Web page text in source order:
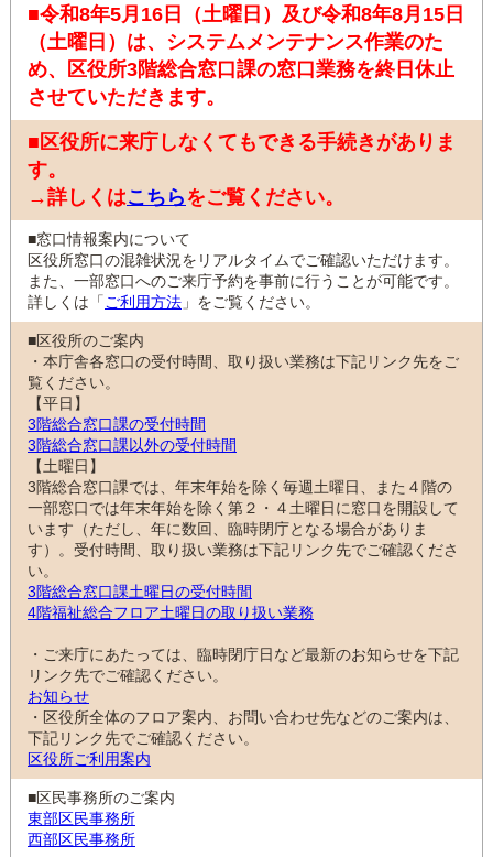
■令和8年5月16日（土曜日）及び令和8年8月15日
（土曜日）は、システムメンテナンス作業のた
め、区役所3階総合窓口課の窓口業務を終日休止
させていただきます。
■区役所に来庁しなくてもできる手続きがありま
す。
→詳しくはこちらをご覧ください。
■窓口情報案内について
区役所窓口の混雑状況をリアルタイムでご確認いただけます。
また、一部窓口へのご来庁予約を事前に行うことが可能です。
詳しくは「 ご利用方法 」をご覧ください。
■区役所のご案内
・本庁舎各窓口の受付時間、取り扱い業務は下記リンク先をご
覧ください。
【平日】
3階総合窓口課の受付時間
3階総合窓口課以外の受付時間
【土曜日】
3階総合窓口課では、年末年始を除く毎週土曜日、また４階の
一部窓口では年末年始を除く第２・４土曜日に窓口を開設して
います（ただし、年に数回、臨時閉庁となる場合がありま
す）。受付時間、取り扱い業務は下記リンク先でご確認くださ
い。
3階総合窓口課土曜日の受付時間
4階福祉総合フロア土曜日の取り扱い業務
・ご来庁にあたっては、臨時閉庁日など最新のお知らせを下記
リンク先でご確認ください。
お知らせ
・区役所全体のフロア案内、お問い合わせ先などのご案内は、
下記リンク先でご確認ください。
区役所ご利用案内
■区民事務所のご案内
東部区民事務所
西部区民事務所